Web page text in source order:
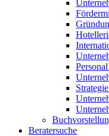
Beratersuche